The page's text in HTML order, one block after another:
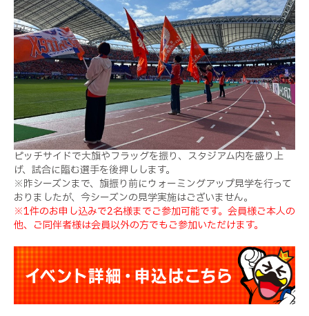
ピッチサイドで大旗やフラッグを振り、スタジアム内を盛り上
げ、試合に臨む選手を後押しします。
※昨シーズンまで、旗振り前にウォーミングアップ見学を行って
おりましたが、今シーズンの見学実施はございません。
※1件のお申し込みで2名様までご参加可能です。会員様ご本人の
他、ご同伴者様は会員以外の方でもご参加いただけます。